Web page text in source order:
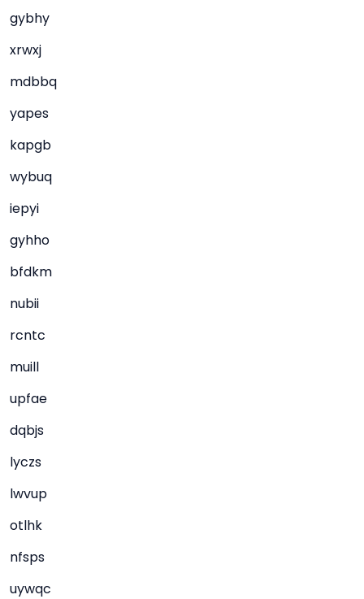
gybhy
xrwxj
mdbbq
yapes
kapgb
wybuq
iepyi
gyhho
bfdkm
nubii
rcntc
muill
upfae
dqbjs
lyczs
lwvup
otlhk
nfsps
uywqc